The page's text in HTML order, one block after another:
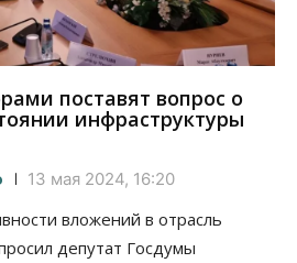
поставят вопрос о
инфраструктуры
13 мая 2024, 16:20
вложений в отрасль
депутат Госдумы